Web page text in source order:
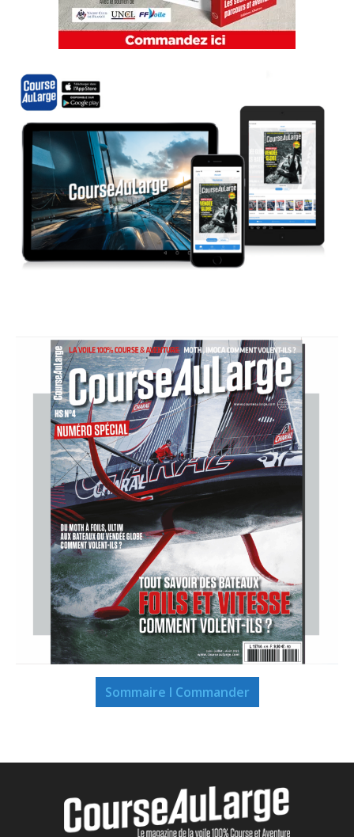
Sommaire I Commander